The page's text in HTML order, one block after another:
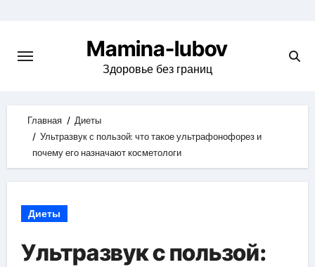
content
Mamina-lubov
Здоровье без границ
Главная
Диеты
Ультразвук с пользой: что такое ультрафонофорез и
почему его назначают косметологи
Диеты
Ультразвук с пользой: